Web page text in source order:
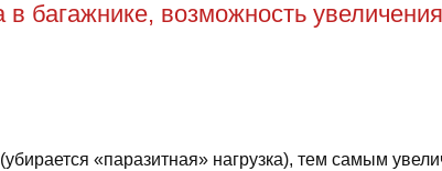
в багажнике, возможность
«паразитная» нагрузка), тем самым